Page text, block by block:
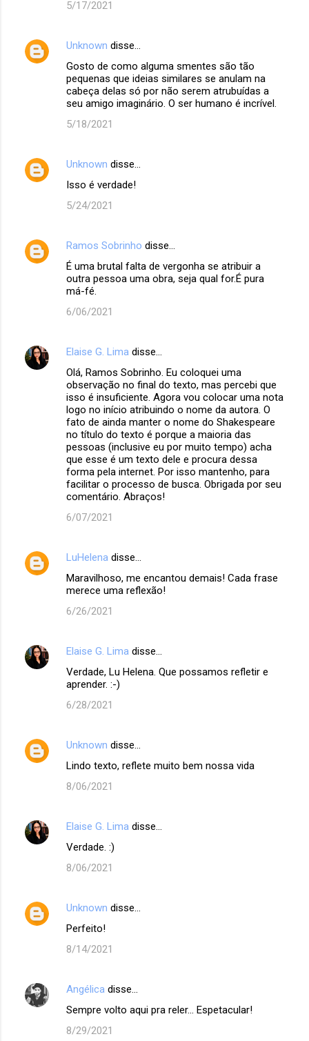
5/17/2021
Unknown disse…
Gosto de como alguma smentes são tão
pequenas que ideias similares se anulam na
cabeça delas só por não serem atrubuídas a
seu amigo imaginário. O ser humano é incrível.
5/18/2021
Unknown disse…
Isso é verdade!
5/24/2021
Ramos Sobrinho disse…
É uma brutal falta de vergonha se atribuir a
outra pessoa uma obra, seja qual for.É pura
má-fé.
6/06/2021
Elaise G. Lima disse…
Olá, Ramos Sobrinho. Eu coloquei uma
observação no final do texto, mas percebi que
isso é insuficiente. Agora vou colocar uma nota
logo no início atribuindo o nome da autora. O
fato de ainda manter o nome do Shakespeare
no título do texto é porque a maioria das
pessoas (inclusive eu por muito tempo) acha
que esse é um texto dele e procura dessa
forma pela internet. Por isso mantenho, para
facilitar o processo de busca. Obrigada por seu
comentário. Abraços!
6/07/2021
LuHelena disse…
Maravilhoso, me encantou demais! Cada frase
merece uma reflexão!
6/26/2021
Elaise G. Lima disse…
Verdade, Lu Helena. Que possamos refletir e
aprender. :-)
6/28/2021
Unknown disse…
Lindo texto, reflete muito bem nossa vida
8/06/2021
Elaise G. Lima disse…
Verdade. :)
8/06/2021
Unknown disse…
Perfeito!
8/14/2021
Angélica disse…
Sempre volto aqui pra reler... Espetacular!
8/29/2021